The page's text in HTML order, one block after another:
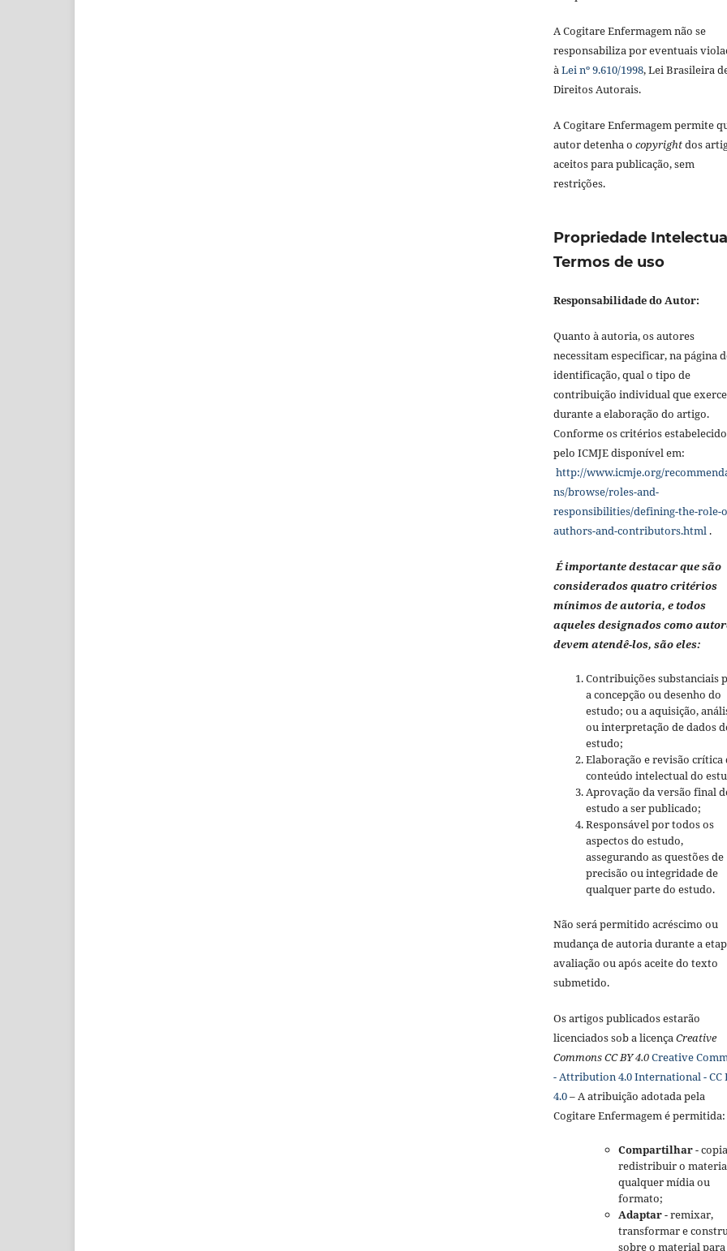
A Cogitare Enfermagem não se
responsabiliza por eventuais
àLei nº 9.610/1998, Lei Brasileira
Direitos Autorais.
A Cogitare Enfermagem permite
autor detenha o copyrightdos
aceitos para publicação, sem
restrições.
Propriedade
Termos de uso
Responsabilidade do Autor:
Quanto à autoria, os autores
necessitam especificar, na página
identificação, qual o tipo de
contribuição individual que
durante a elaboração do artigo.
Conforme os critérios
pelo ICMJE disponível em:
http://www.icmje.org/
ns/browse/roles-and-
responsibilities/defining-the-role-
authors-and-contributors.html .
É importante destacar que são
considerados quatro critérios
mínimos de autoria, e todos
aqueles designados como
devem atendê-los, são eles:
Contribuições substanciais
a concepção ou desenho do
estudo; ou a aquisição,
ou interpretação de dados
estudo;
Elaboração e revisão crítica
conteúdo intelectual do
Aprovação da versão final
estudo a ser publicado;
Responsável por todos os
aspectos do estudo,
assegurando as questões de
precisão ou integridade de
qualquer parte do estudo.
Não será permitido acréscimo ou
mudança de autoria durante a
avaliação ou após aceite do texto
submetido.
Os artigos publicados estarão
licenciados sob a licença Creative
Commons CC BY 4.0Creative
- Attribution 4.0 International - CC
4.0– A atribuição adotada pela
Cogitare Enfermagem é permitida:
Compartilhar-
redistribuir o
qualquer mídia ou
formato;
Adaptar- remixar,
transformar e
sobre o material para